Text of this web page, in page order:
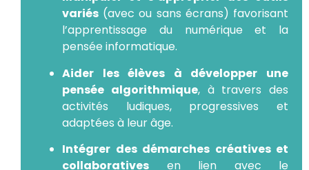
variés (avec ou sans écrans) favorisant
l’apprentissage du numérique et la
pensée informatique.
Aider les élèves à développer une
pensée algorithmique, à travers des
activités ludiques, progressives et
adaptées à leur âge.
Intégrer des démarches créatives et
collaboratives en lien avec le